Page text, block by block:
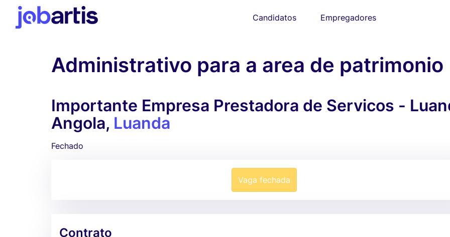
Candidatos Empregadores
Administrativo para a area de patrimonio
Importante Empresa Prestadora de Servicos -
Angola, Luanda
Fechado
Vaga fechada
Contrato